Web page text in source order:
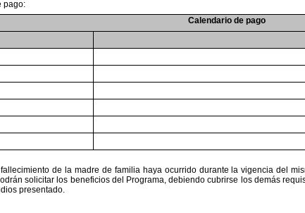
pago:
Calendario de pago
de la madre de familia haya ocurrido durante la vigencia del
solicitar los beneficios del Programa, debiendo cubrirse los demás
presentado.